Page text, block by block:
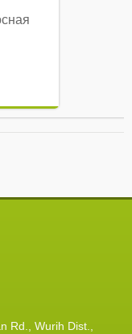
Rd., Wurih Dist.,